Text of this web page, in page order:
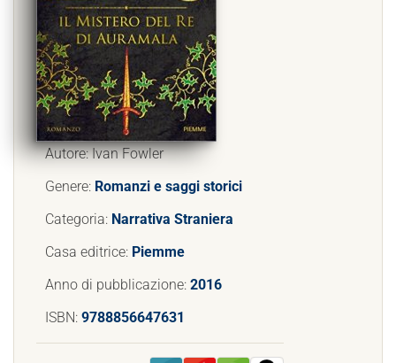
Autore: Ivan Fowler
Genere: Romanzi e saggi storici
Categoria: Narrativa Straniera
Casa editrice: Piemme
Anno di pubblicazione: 2016
ISBN: 9788856647631